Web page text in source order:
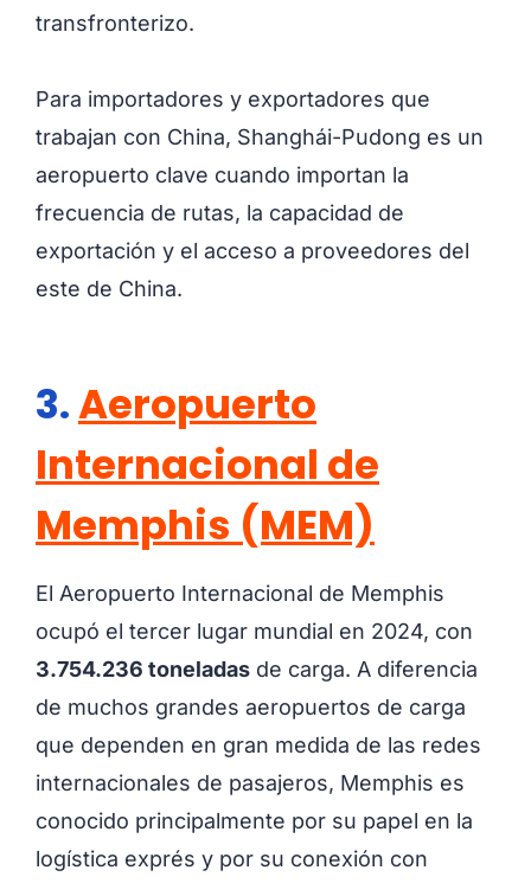
transfronterizo.
Para importadores y exportadores que
trabajan con China, Shanghái-Pudong es un
aeropuerto clave cuando importan la
frecuencia de rutas, la capacidad de
exportación y el acceso a proveedores del
este de China.
3.Aeropuerto
Internacional de
Memphis (MEM)
El Aeropuerto Internacional de Memphis
ocupó el tercer lugar mundial en 2024, con
3.754.236 toneladas de carga. A diferencia
de muchos grandes aeropuertos de carga
que dependen en gran medida de las redes
internacionales de pasajeros, Memphis es
conocido principalmente por su papel en la
logística exprés y por su conexión con